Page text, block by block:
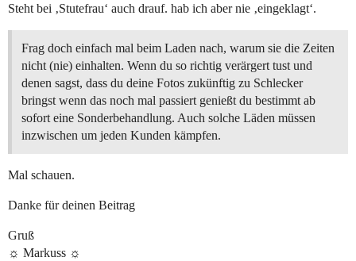
Steht bei ‚Stutefrau‘ auch drauf. hab ich aber nie ‚eingeklagt‘.
Frag doch einfach mal beim Laden nach, warum sie die Zeiten
nicht (nie) einhalten. Wenn du so richtig verärgert tust und
denen sagst, dass du deine Fotos zukünftig zu Schlecker
bringst wenn das noch mal passiert genießt du bestimmt ab
sofort eine Sonderbehandlung. Auch solche Läden müssen
inzwischen um jeden Kunden kämpfen.
Mal schauen.
Danke für deinen Beitrag
Gruß
☼ Markuss ☼